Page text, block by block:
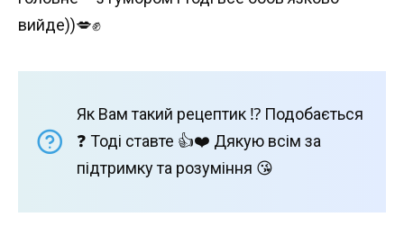
вийде))💋✊️
Як Вам такий рецептик ⁉️ Подобається
❓ Тоді ставте 👍❤️ Дякую всім за
підтримку та розуміння 😘